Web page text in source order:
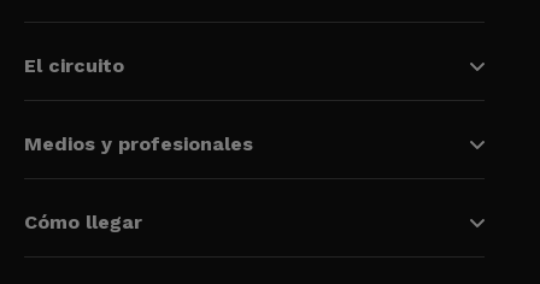
El circuito
Medios y profesionales
Cómo llegar